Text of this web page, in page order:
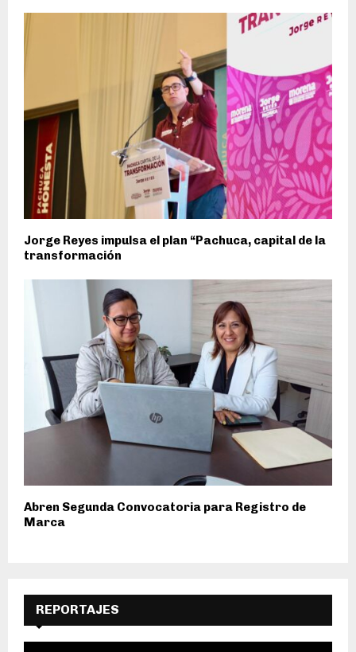
Jorge Reyes impulsa el plan “Pachuca, capital de la
transformación
Abren Segunda Convocatoria para Registro de
Marca
REPORTAJES